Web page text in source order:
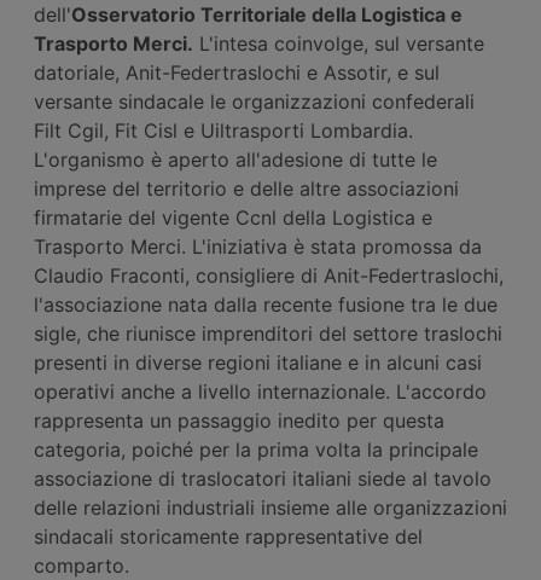
dell'Osservatorio Territoriale della Logistica e
Trasporto Merci. L'intesa coinvolge, sul versante
datoriale, Anit-Federtraslochi e Assotir, e sul
versante sindacale le organizzazioni confederali
Filt Cgil, Fit Cisl e Uiltrasporti Lombardia.
L'organismo è aperto all'adesione di tutte le
imprese del territorio e delle altre associazioni
firmatarie del vigente Ccnl della Logistica e
Trasporto Merci. L'iniziativa è stata promossa da
Claudio Fraconti, consigliere di Anit-Federtraslochi,
l'associazione nata dalla recente fusione tra le due
sigle, che riunisce imprenditori del settore traslochi
presenti in diverse regioni italiane e in alcuni casi
operativi anche a livello internazionale. L'accordo
rappresenta un passaggio inedito per questa
categoria, poiché per la prima volta la principale
associazione di traslocatori italiani siede al tavolo
delle relazioni industriali insieme alle organizzazioni
sindacali storicamente rappresentative del
comparto.